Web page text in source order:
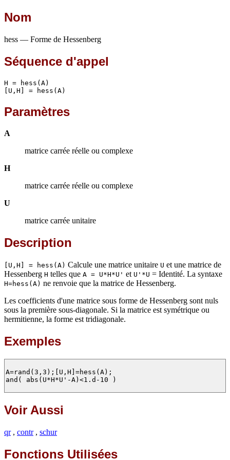
Nom
hess — Forme de Hessenberg
Séquence d'appel
H = hess(A)
[U,H] = hess(A)
Paramètres
A
matrice carrée réelle ou complexe
H
matrice carrée réelle ou complexe
U
matrice carrée unitaire
Description
[U,H] = hess(A) Calcule une matrice unitaire U et une matrice de
Hessenberg H telles que A = U*H*U' et U'*U = Identité. La syntaxe
H=hess(A) ne renvoie que la matrice de Hessenberg.
Les coefficients d'une matrice sous forme de Hessenberg sont nuls
sous la première sous-diagonale. Si la matrice est symétrique ou
hermitienne, la forme est tridiagonale.
Exemples
A=rand(3,3);[U,H]=hess(A);
and( abs(U*H*U'-A)<1.d-10 )
Voir Aussi
qr, contr, schur
Fonctions Utilisées